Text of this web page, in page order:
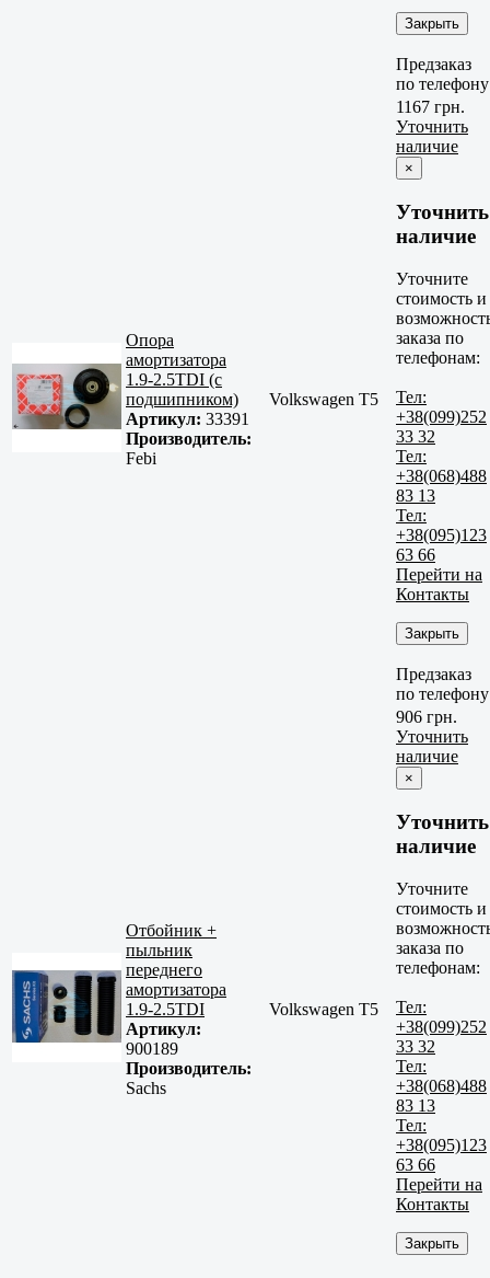
Закрыть
Предзаказ
по телефону
Опора
амортизатора
1.9-2.5TDI (с
подшипником)
Артикул: 33391
Производитель:
Febi
Volkswagen T5
1167 грн.
Уточнить
наличие
×
Уточнить
наличие
Уточните
стоимость и
заказа по
телефонам:
Тел:
+38(099)252
33 32
Тел:
+38(068)488
83 13
Тел:
+38(095)123
63 66
Перейти на
Контакты
Закрыть
Предзаказ
по телефону
Отбойник +
пыльник
переднего
амортизатора
1.9-2.5TDI
Артикул:
900189
Производитель:
Sachs
Volkswagen T5
906 грн.
Уточнить
наличие
×
Уточнить
наличие
Уточните
стоимость и
заказа по
телефонам:
Тел:
+38(099)252
33 32
Тел:
+38(068)488
83 13
Тел:
+38(095)123
63 66
Перейти на
Контакты
Закрыть